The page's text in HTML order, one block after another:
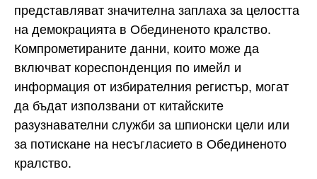
представляват значителна заплаха за целостта
на демокрацията в Обединеното кралство.
Компрометираните данни, които може да
включват кореспонденция по имейл и
информация от избирателния регистър, могат
да бъдат използвани от китайските
разузнавателни служби за шпионски цели или
за потискане на несъгласието в Обединеното
кралство.